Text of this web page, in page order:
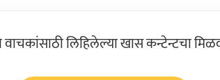
लिहिलेल्या खास कन्टेन्टचा